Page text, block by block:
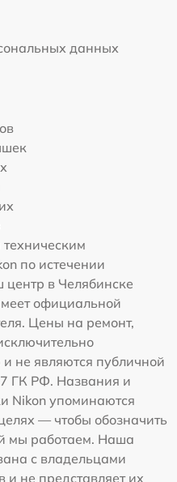
данных
по истечении
в Челябинске
официальной
Цены на ремонт,
не являются публичной
ГК РФ. Названия и
Nikon упоминаются
— чтобы обозначить
мы работаем. Наша
с владельцами
не представляет их